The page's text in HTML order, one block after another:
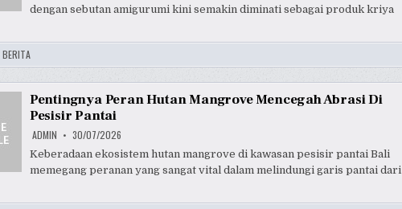
dengan sebutan amigurumi kini semakin diminati sebagai produk kriya
BERITA
Pentingnya Peran Hutan Mangrove Mencegah Abrasi Di
Pesisir Pantai
ADMIN 30/07/2026
Keberadaan ekosistem hutan mangrove di kawasan pesisir pantai Bali
memegang peranan yang sangat vital dalam melindungi garis pantai dari